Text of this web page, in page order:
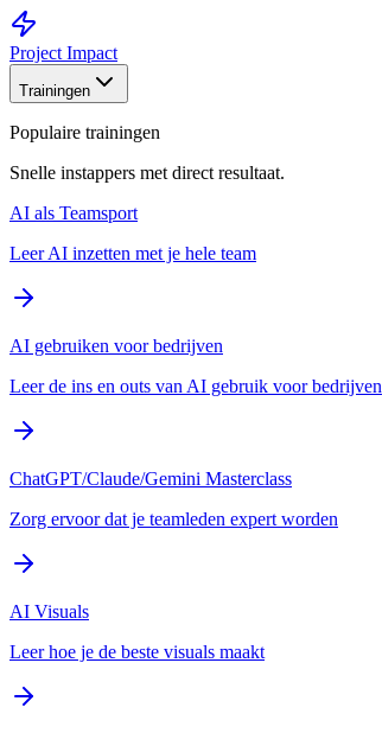
Project Impact
Trainingen
Populaire trainingen
Snelle instappers met direct resultaat.
AI als Teamsport
Leer AI inzetten met je hele team
AI gebruiken voor bedrijven
Leer de ins en outs van AI gebruik voor bedrijven
ChatGPT/Claude/Gemini Masterclass
Zorg ervoor dat je teamleden expert worden
AI Visuals
Leer hoe je de beste visuals maakt